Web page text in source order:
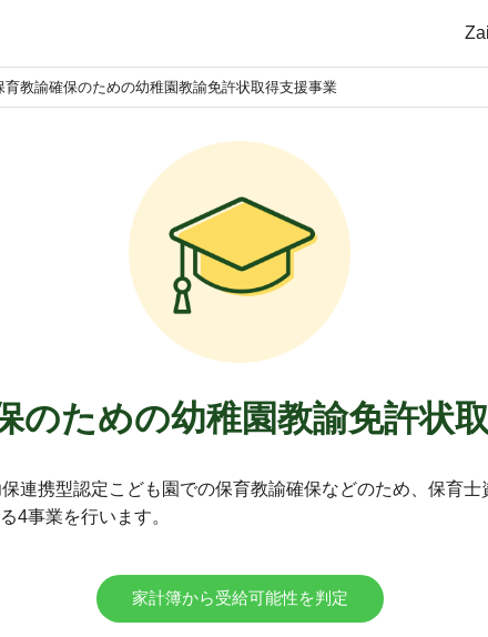
育教諭確保のための幼稚園教諭免許状取得支援事業
のための幼稚園教諭免許状
連携型認定こども園での保育教諭確保などのため、保育士
4事業を行います。
家計簿から受給可能性を判定